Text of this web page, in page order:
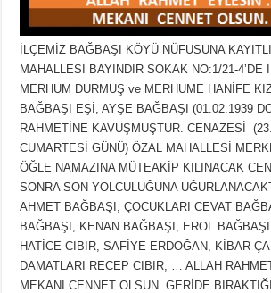
İLÇEMİZ BAĞBAŞI KÖYÜ NÜFUSUNA
MAHALLESİ BAYINDIR SOKAK NO:1/21-4’DE
MERHUM DURMUŞ ve MERHUME HANİFE
BAĞBAŞI EŞİ, AYŞE BAĞBAŞI (01.02.1939
RAHMETİNE KAVUŞMUŞTUR. CENAZESİ
CUMARTESİ GÜNÜ) ÖZAL MAHALLESİ
ÖĞLE NAMAZINA MÜTEAKİP KILINACAK
SONRA SON YOLCULUĞUNA
AHMET BAĞBAŞI, ÇOCUKLARI CEVAT
BAĞBAŞI, KENAN BAĞBAŞI, EROL
HATİCE CIBIR, SAFİYE ERDOĞAN, KİBAR
DAMATLARI RECEP CIBIR, … ALLAH
MEKANI CENNET OLSUN. GERİDE